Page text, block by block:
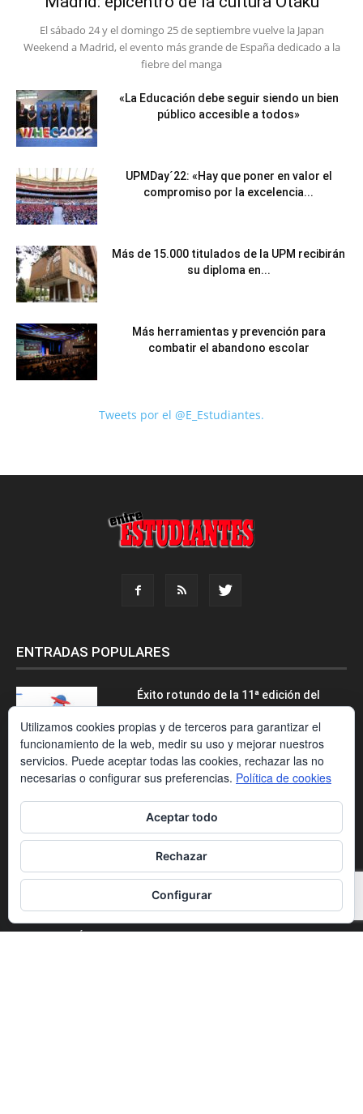
El sábado 24 y el domingo 25 de septiembre vuelve la Japan
Weekend a Madrid, el evento más grande de España dedicado a la
fiebre del manga
«La Educación debe seguir siendo un bien
público accesible a todos»
UPMDay´22: «Hay que poner en valor el
compromiso por la excelencia...
Más de 15.000 titulados de la UPM recibirán
su diploma en...
Más herramientas y prevención para
combatir el abandono escolar
Tweets por el @E_Estudiantes.
ENTRADAS POPULARES
Éxito rotundo de la 11ª edición del
International Recruitment Forum
La nueva reválida de Bachillerato: seis
asignaturas para sumar 14 puntos
Francisco José Flores Pérez, nuevo
CATEGORÍA POPULAR
Utilizamos cookies propias y de terceros para garantizar el
funcionamiento de la web, medir su uso y mejorar nuestros
servicios. Puede aceptar todas las cookies, rechazar las no
necesarias o configurar sus preferencias. Política de cookies
Aceptar todo
Rechazar
Configurar